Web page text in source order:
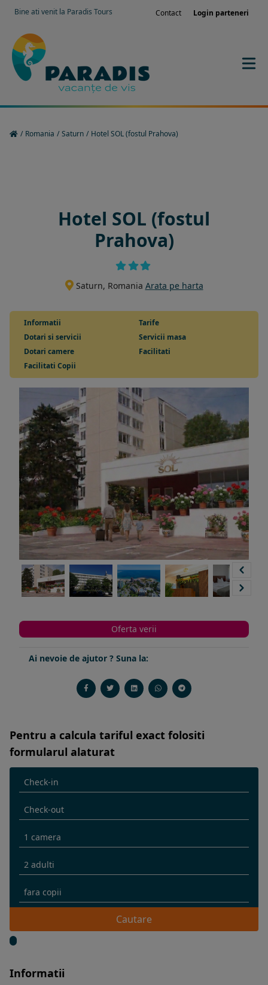
Bine ati venit la Paradis Tours Contact Login parteneri
/ Romania / Saturn / Hotel SOL (fostul Prahova)
Hotel SOL (fostul
Prahova)
Saturn, Romania Arata pe harta
Informatii
Tarife
Dotari si servicii
Servicii masa
Dotari camere
Facilitati
Facilitati Copii
Oferta verii
Ai nevoie de ajutor ? Suna la:
Pentru a calcula tariful exact folositi
formularul alaturat
Cautare
Informatii